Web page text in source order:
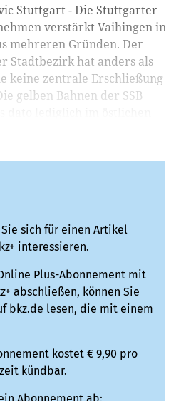
Stuttgart - Die Stuttgarter
verstärkt Vaihingen in
mehreren Gründen. Der
Stadtbezirk hat anders als
keine zentrale Erschließung
gelben Bahnen der SSB
sich für einen Artikel
interessieren.
Plus-Abonnement mit
abschließen, können Sie
bkz.de lesen, die mit einem
kostet € 9,90 pro
kündbar.